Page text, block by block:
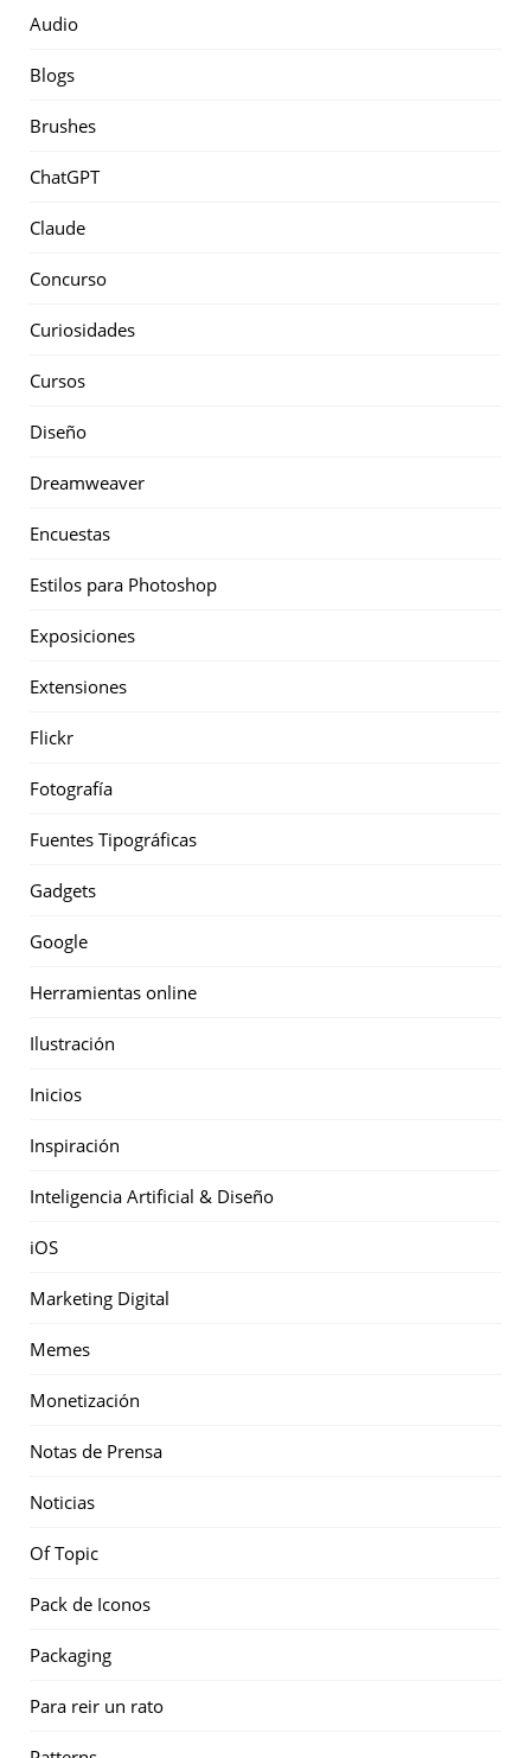
Audio
Blogs
Brushes
ChatGPT
Claude
Concurso
Curiosidades
Cursos
Diseño
Dreamweaver
Encuestas
Estilos para Photoshop
Exposiciones
Extensiones
Flickr
Fotografía
Fuentes Tipográficas
Gadgets
Google
Herramientas online
Ilustración
Inicios
Inspiración
Inteligencia Artificial & Diseño
iOS
Marketing Digital
Memes
Monetización
Notas de Prensa
Noticias
Of Topic
Pack de Iconos
Packaging
Para reir un rato